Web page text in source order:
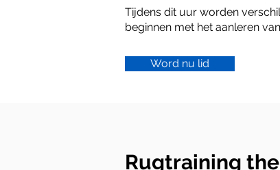
Tijdens dit uur worden
beginnen met het aanleren
Word nu lid
Rugtraining